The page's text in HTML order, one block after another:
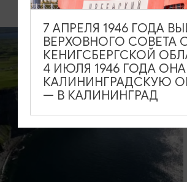
7 АПРЕЛЯ 1946 ГОДА
ВЕРХОВНОГО СОВЕТА
КЕНИГСБЕРГСКОЙ
4 ИЮЛЯ 1946 ГОДА
КАЛИНИНГРАДСКУЮ
— В КАЛИНИНГРАД